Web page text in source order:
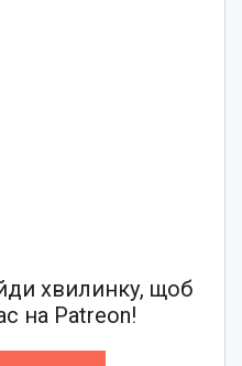
хвилинку, щоб
на Patreon!